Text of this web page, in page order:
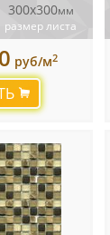
300x300мм
размер листа
руб/м2